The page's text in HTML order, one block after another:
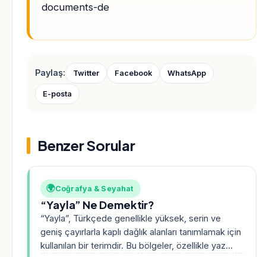
documents-de
Paylaş: Twitter Facebook WhatsApp
E-posta
Benzer Sorular
🌍Coğrafya & Seyahat
“Yayla” Ne Demektir?
“Yayla”, Türkçede genellikle yüksek, serin ve
geniş çayırlarla kaplı dağlık alanları tanımlamak için
kullanılan bir terimdir. Bu bölgeler, özellikle yaz